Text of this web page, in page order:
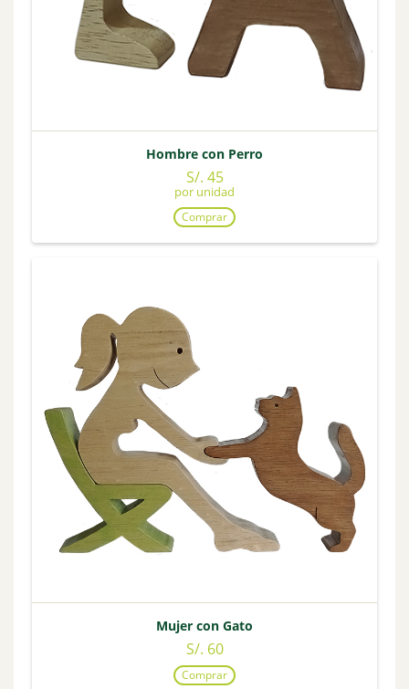
Hombre con Perro
S/. 45
por unidad
Comprar
Mujer con Gato
S/. 60
Comprar